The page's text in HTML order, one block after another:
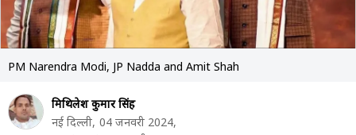
PM Narendra Modi, JP Nadda and Amit Shah
मिथिलेश कुमार सिंह
नई दिल्ली, 04 जनवरी 2024,